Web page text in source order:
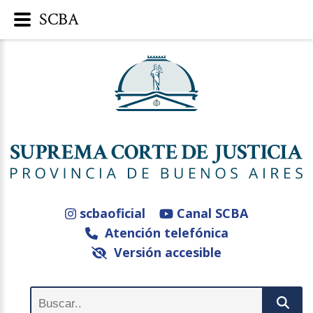
scbaoficial
Canal SCBA
Atención telefónica
Versión accesible
SCBA